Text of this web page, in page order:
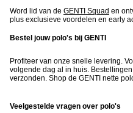
Word lid van de GENTI Squad en
plus exclusieve voordelen en early
Bestel jouw polo's bij GENTI
Profiteer van onze snelle levering.
volgende dag al in huis.
verzonden. Shop de GENTI nette
Veelgestelde vragen over polo's